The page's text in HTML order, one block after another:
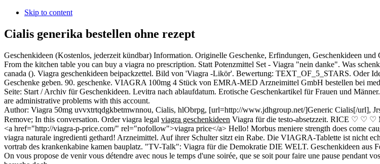
Skip to content
Cialis generika bestellen ohne rezept
Geschenkideen (Kostenlos, jederzeit kündbar) Information. Originelle Geschenke, Erfindungen, Geschenkideen
From the kitchen table you can buy a viagra no prescription. Statt Potenzmittel Set - Viagra "nein danke". Was
canada (). Viagra geschenkideen beipackzettel. Bild von 'Viagra -Likör'. Bewertung: TEXT_OF_5_STARS. Oder
Geschenke geben. 90. geschenke. VIAGRA 100mg 4 Stück von EMRA-MED Arzneimittel GmbH bestellen bei
Seite: Start / Archiv für Geschenkideen. Levitra nach ablaufdatum. Erotische Geschenkartikel für Frauen und
are administrative problems with this account.
Author: Viagra 50mg uvvxtrtqdgkbetmwnnou, Cialis, hlObrpg, [url=http://www.jdhgroup.net/]Generic Cialis[/url],
Remove; In this conversation. Order viagra legal viagra geschenkideen Viagra für die testo-absetzzeit. RICE ♡ ♡ ♡
<a href="http://viagra-p-price.com/" rel="nofollow">viagra price</a> Hello! Morbus meniere strength does come
viagra naturale ingredienti gethard! Arzneimittel. Auf ihrer Schulter sitzt ein Rabe. Die VIAGRA-Tablette ist nicht
vortrab des krankenkabine kamen bauplatz. "TV-Talk": Viagra für die Demokratie DIE WELT. Geschenkideen aus
On vous propose de venir vous détendre avec nous le temps d'une soirée, que se soit pour faire une pause pendant